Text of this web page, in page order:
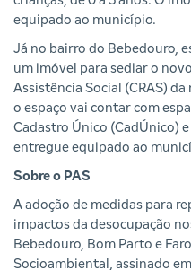
equipado ao município.
Já no bairro do Bebedouro,
um imóvel para sediar o
Assistência Social (CRAS) da
o espaço vai contar com
Cadastro Único (CadÚnico)
entregue equipado ao
Sobre o PAS
A adoção de medidas para
impactos da desocupação
Bebedouro, Bom Parto e
Socioambiental, assinado